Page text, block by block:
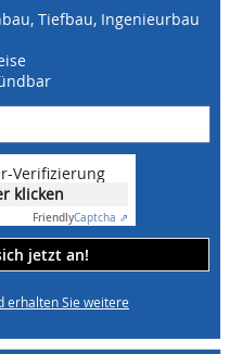
Tiefbau, Ingenieurbau
Verifizierung
klicken
FriendlyCaptcha ⇗
jetzt an!
erhalten Sie weitere